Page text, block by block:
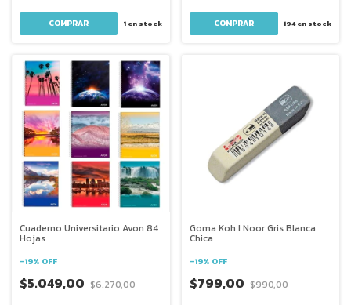
1en stock 194en stock
Cuaderno Universitario Avon 84
Hojas
-19% OFF
$5.049,00 $6.270,00
Goma Koh I Noor Gris Blanca
Chica
-19% OFF
$799,00 $990,00